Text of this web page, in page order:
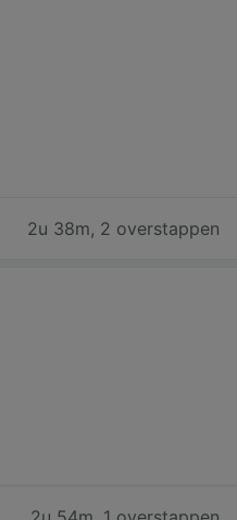
2u 38m, 2 overstappen